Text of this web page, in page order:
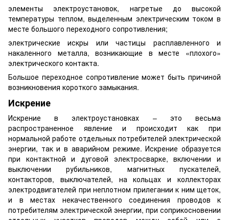
элементы электроустановок, нагретые до высокой
температуры теплом, выделенным электрическим током в
месте большого переходного сопротивления;
электрические искры или частицы расплавленного и
накаленного металла, возникающие в месте «плохого»
электрического контакта.
Большое переходное сопротивление может быть причиной
возникновения короткого замыкания.
Искрение
Искрение в электроустановках – это весьма
распространенное явление и происходит как при
нормальной работе отдельных потребителей электрической
энергии, так и в аварийном режиме. Искрение образуется
при контактной и дуговой электросварке, включении и
выключении рубильников, магнитных пускателей,
контакторов, выключателей, на кольцах и коллекторах
электродвигателей при неплотном прилегании к ним щеток,
и в местах некачественного соединения проводов к
потребителям электрической энергии, при соприкосновении